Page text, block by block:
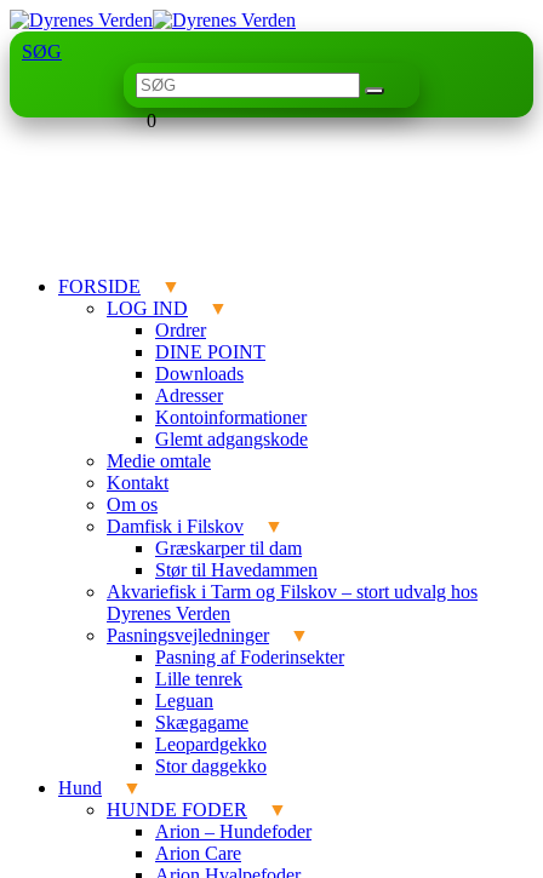
SØG
0
FORSIDE
LOG IND
Ordrer
DINE POINT
Downloads
Adresser
Kontoinformationer
Glemt adgangskode
Medie omtale
Kontakt
Om os
Damfisk i Filskov
Græskarper til dam
Stør til Havedammen
Akvariefisk i Tarm og Filskov – stort udvalg hos
Dyrenes Verden
Pasningsvejledninger
Pasning af Foderinsekter
Lille tenrek
Leguan
Skægagame
Leopardgekko
Stor daggekko
Hund
HUNDE FODER
Arion – Hundefoder
Arion Care